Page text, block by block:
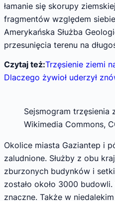
łamanie się skorupy
fragmentów względem
Amerykańska Służba
przesunięcia terenu na
Czytaj też:Trzęsienie ziemi
Dlaczego żywioł uderzył
Sejsmogram trzęsienia
Wikimedia Commons,
Okolice miasta Gaziantep i
zaludnione. Służby z obu
zburzonych budynków i
zostało około 3000
znaczne. Także w